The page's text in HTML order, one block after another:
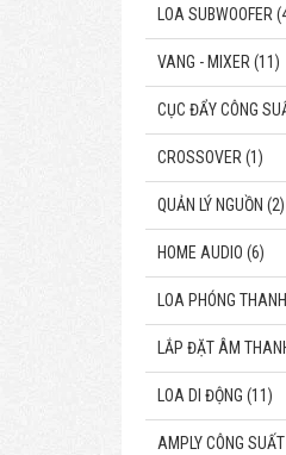
LOA SUBWOOFER
VANG - MIXER (11)
CỤC ĐẨY CÔNG
CROSSOVER (1)
QUẢN LÝ NGUỒN (2)
HOME AUDIO (6)
LOA PHÓNG
LẮP ĐẶT ÂM
LOA DI ĐỘNG (11)
AMPLY CÔNG